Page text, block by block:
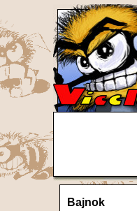
Bajnok